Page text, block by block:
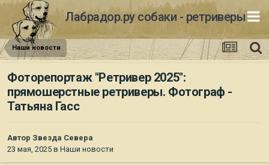
Лабрадор.ру собаки - ретриверы
Наши новости
Фоторепортаж "Ретривер 2025":
прямошерстные ретриверы. Фотограф -
Татьяна Гасс
Автор Звезда Севера
23 мая, 2025 в Наши новости